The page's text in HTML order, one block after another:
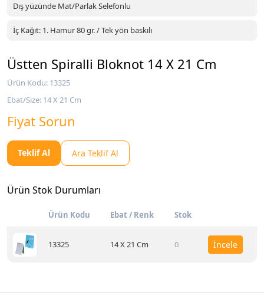
Dış yüzünde Mat/Parlak Selefonlu
İç Kağıt: 1. Hamur 80 gr. / Tek yön baskılı
Üstten Spiralli Bloknot 14 X 21 Cm
Ürün Kodu: 13325
Ebat/Size: 14 X 21 Cm
Fiyat Sorun
Teklif Al Ara Teklif Al
Ürün Stok Durumları
Ürün Kodu Ebat / Renk Stok
13325 14 X 21 Cm 0 İncele